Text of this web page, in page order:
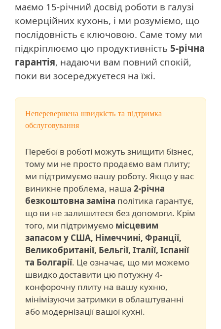
маємо 15-річний досвід роботи в галузі
комерційних кухонь, і ми розуміємо, що
послідовність є ключовою. Саме тому ми
підкріплюємо цю продуктивність 5-річна
гарантія, надаючи вам повний спокій,
поки ви зосереджуєтеся на їжі.
Неперевершена швидкість та підтримка
обслуговування
Перебої в роботі можуть знищити бізнес,
тому ми не просто продаємо вам плиту;
ми підтримуємо вашу роботу. Якщо у вас
виникне проблема, наша 2-річна
безкоштовна заміна політика гарантує,
що ви не залишитеся без допомоги. Крім
того, ми підтримуємо місцевим
запасом у США, Німеччині, Франції,
Великобританії, Бельгії, Італії, Іспанії
та Болгарії. Це означає, що ми можемо
швидко доставити цю потужну 4-
конфорочну плиту на вашу кухню,
мінімізуючи затримки в облаштуванні
або модернізації вашої кухні.